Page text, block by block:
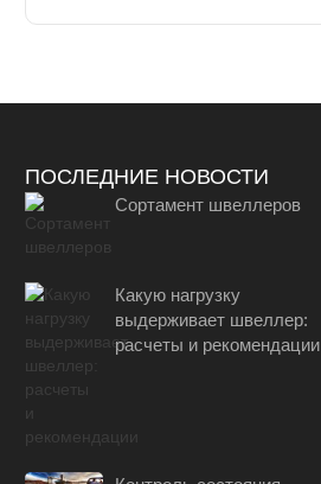
ПОСЛЕДНИЕ НОВОСТИ
Сортамент швеллеров
Какую нагрузку
выдерживает швеллер:
расчеты и рекомендации